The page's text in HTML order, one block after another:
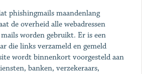
phishingmails maandenlang
de overheid alle webadressen
worden gebruikt. Er is een
die links verzameld en gemeld
wordt binnenkort voorgesteld aan
banken, verzekeraars,